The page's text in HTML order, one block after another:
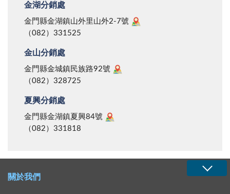
金湖分銷處
金門縣金湖鎮山外里山外2-7號
（082）331525
金山分銷處
金門縣金城鎮民族路92號
（082）328725
夏興分銷處
金門縣金湖鎮夏興84號
（082）331818
關於我們